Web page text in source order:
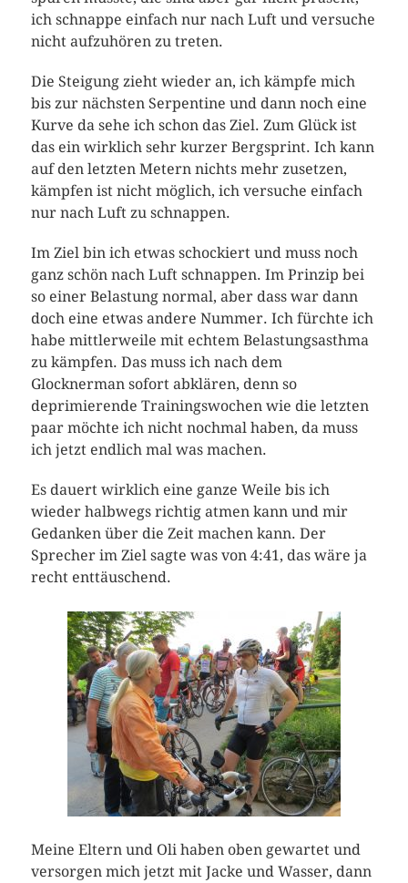
ich schnappe einfach nur nach Luft und versuche
nicht aufzuhören zu treten.
Die Steigung zieht wieder an, ich kämpfe mich
bis zur nächsten Serpentine und dann noch eine
Kurve da sehe ich schon das Ziel. Zum Glück ist
das ein wirklich sehr kurzer Bergsprint. Ich kann
auf den letzten Metern nichts mehr zusetzen,
kämpfen ist nicht möglich, ich versuche einfach
nur nach Luft zu schnappen.
Im Ziel bin ich etwas schockiert und muss noch
ganz schön nach Luft schnappen. Im Prinzip bei
so einer Belastung normal, aber dass war dann
doch eine etwas andere Nummer. Ich fürchte ich
habe mittlerweile mit echtem Belastungsasthma
zu kämpfen. Das muss ich nach dem
Glocknerman sofort abklären, denn so
deprimierende Trainingswochen wie die letzten
paar möchte ich nicht nochmal haben, da muss
ich jetzt endlich mal was machen.
Es dauert wirklich eine ganze Weile bis ich
wieder halbwegs richtig atmen kann und mir
Gedanken über die Zeit machen kann. Der
Sprecher im Ziel sagte was von 4:41, das wäre ja
recht enttäuschend.
Meine Eltern und Oli haben oben gewartet und
versorgen mich jetzt mit Jacke und Wasser, dann